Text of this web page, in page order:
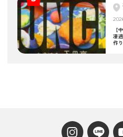
【
凄
作